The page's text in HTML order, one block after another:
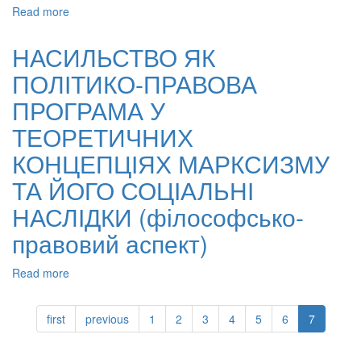
Read more
ПОГЛЯДІВ
ЗА
ДОПОМОГОЮ
ДРУКОВАНИХ
ЗАСОБІВ
МАСОВОЇ
ІНФОРМАЦІЇ:
ТЕОРЕТИКО-
ПРАВОВІ
АСПЕКТИ
НАСИЛЬСТВО ЯК
ПОЛІТИКО-ПРАВОВА
ПРОГРАМА У
ТЕОРЕТИЧНИХ
КОНЦЕПЦІЯХ МАРКСИЗМУ
ТА ЙОГО СОЦІАЛЬНІ
НАСЛІДКИ (філософсько-
правовий аспект)
Read more
ЯК
ПОЛІТИКО-
ПРАВОВА
first previous 1 2 3 4 5 6 7